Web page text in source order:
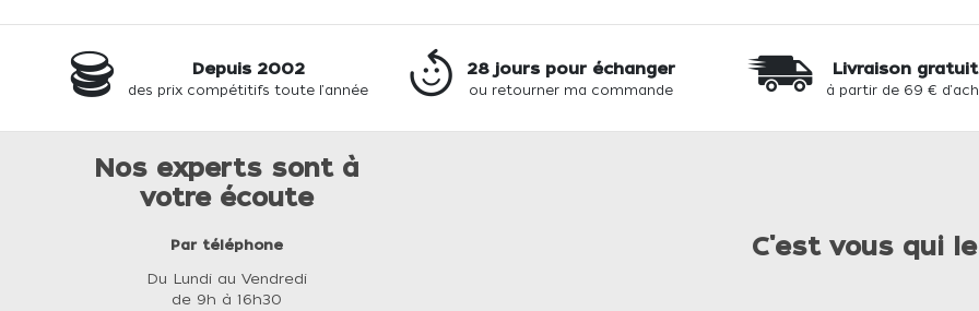
Depuis 2002
des prix compétitifs toute l'année
28 jours pour échanger
ou retourner ma commande
Livraison
à partir de 69 €
Nos experts sont à
votre écoute
Par téléphone
Du Lundi au Vendredi
de 9h à 16h30
C'est vous qui